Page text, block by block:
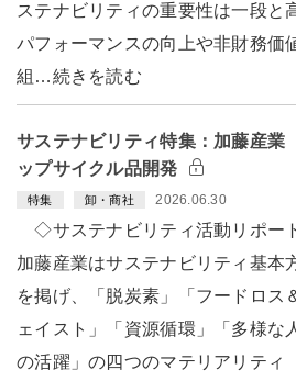
ステナビリティの重要性は一段と
パフォーマンスの向上や非財務価
組…続きを読む
サステナビリティ特集：加藤産
ップサイクル品開発
特集 卸・商社 2026.06.30
◇サステナビリティ活動リポ
加藤産業はサステナビリティ基本
を掲げ、「脱炭素」「フードロス
ェイスト」「資源循環」「多様な
の活躍」の四つのマテリアリティ